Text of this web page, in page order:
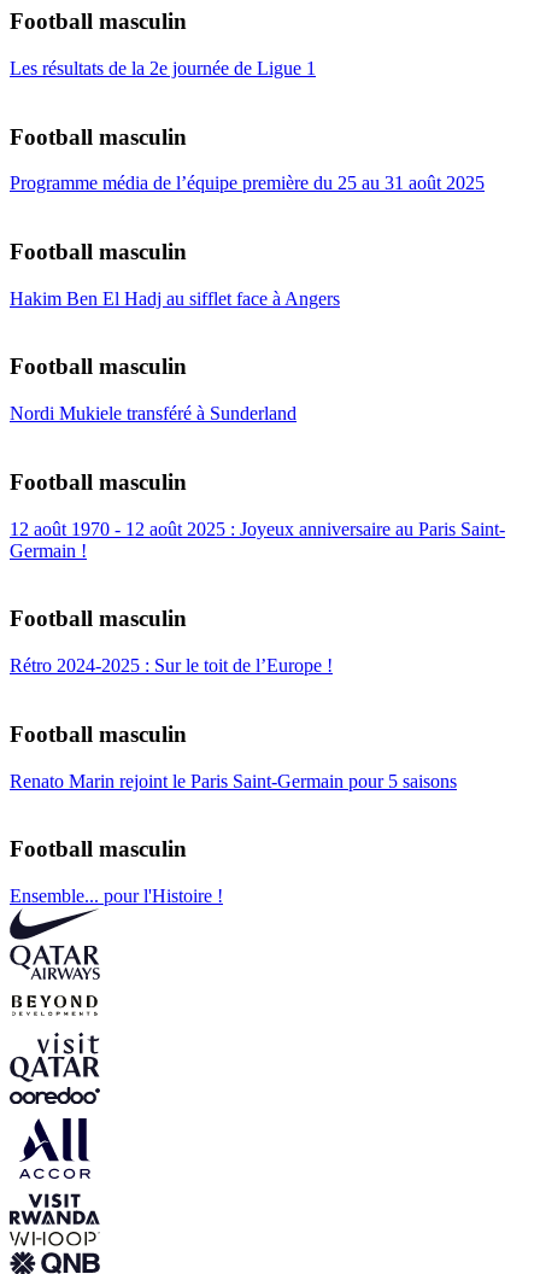
Football masculin
Les résultats de la 2e journée de Ligue 1
Football masculin
Programme média de l’équipe première du 25 au 31 août 2025
Football masculin
Hakim Ben El Hadj au sifflet face à Angers
Football masculin
Nordi Mukiele transféré à Sunderland
Football masculin
12 août 1970 - 12 août 2025 : Joyeux anniversaire au Paris Saint-
Germain !
Football masculin
Rétro 2024-2025 : Sur le toit de l’Europe !
Football masculin
Renato Marin rejoint le Paris Saint-Germain pour 5 saisons
Football masculin
Ensemble... pour l'Histoire !